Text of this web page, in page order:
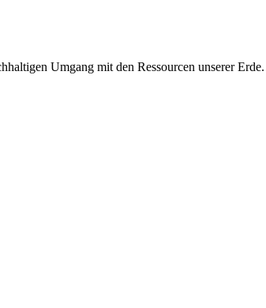
Umgang mit den Ressourcen unserer Erde.